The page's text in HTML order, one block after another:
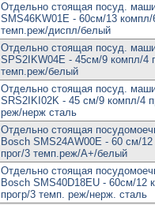
Отдельно стоящая посуд.
SMS46KW01E - 60см/13 компл/
темп.реж/диспл/белый
Отдельно стоящая посуд.
SPS2IKW04E - 45см/9 компл/4
темп.реж/белый
Отдельно стоящая посуд.
SRS2IKI02K - 45 см/9 компл/4
реж/нерж сталь
Отдельно стоящая
Bosch SMS24AW00E - 60 см/
прог/3 темп.реж/А+/белый
Отдельно стоящая
Bosch SMS40D18EU - 60см/12
прогр/3 темп. реж/нерж. сталь